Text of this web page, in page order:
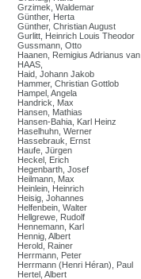
Grzimek, Waldemar
Günther, Herta
Günther, Christian August
Gurlitt, Heinrich Louis Theodor
Gussmann, Otto
Haanen, Remigius Adrianus van
HAAS,
Haid, Johann Jakob
Hammer, Christian Gottlob
Hampel, Angela
Handrick, Max
Hansen, Mathias
Hansen-Bahia, Karl Heinz
Haselhuhn, Werner
Hassebrauk, Ernst
Haufe, Jürgen
Heckel, Erich
Hegenbarth, Josef
Heilmann, Max
Heinlein, Heinrich
Heisig, Johannes
Helfenbein, Walter
Hellgrewe, Rudolf
Hennemann, Karl
Hennig, Albert
Herold, Rainer
Herrmann, Peter
Herrmann (Henri Héran), Paul
Hertel, Albert